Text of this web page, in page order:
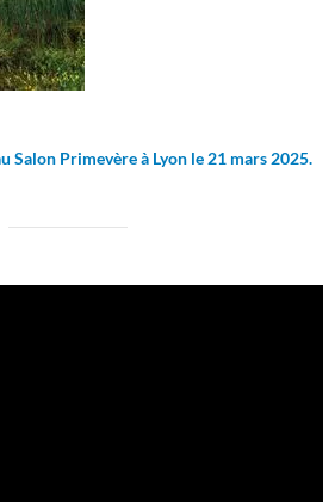
Salon Primevère à Lyon le 21 mars 2025.